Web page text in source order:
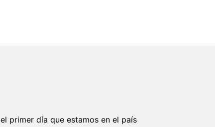
primer día que estamos en el país